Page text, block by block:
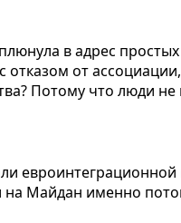
в адрес
отказом от
Потому что люди не
Майдан именно